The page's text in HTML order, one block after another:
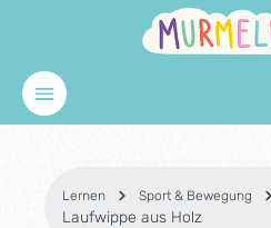
Zum Hauptinhalt springen
Lernen Sport & Bewegung
Laufwippe aus Holz